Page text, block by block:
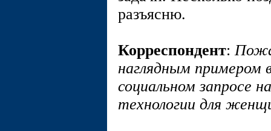
разъясню.
Корреспондент:
наглядным примером
социальном запросе
технологии для